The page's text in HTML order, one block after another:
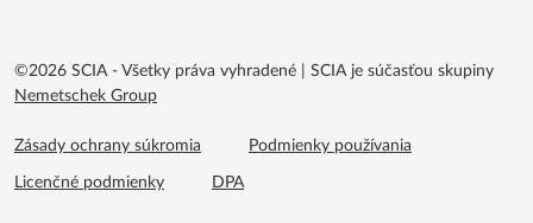
©2026 SCIA - Všetky práva vyhradené
SCIA je súčasťou skupiny
Nemetschek Group
Footer menu extra
Zásady ochrany súkromia Podmienky používania
Licenčné podmienky DPA